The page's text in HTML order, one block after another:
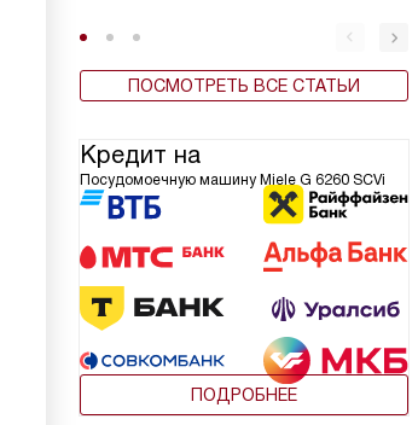
ПОСМОТРЕТЬ ВСЕ СТАТЬИ
Кредит на
Посудомоечную машину Miele G 6260 SCVi
ПОДРОБНЕЕ